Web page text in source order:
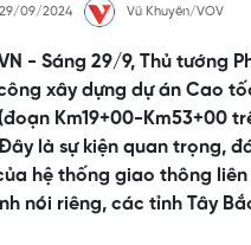
29/09/2024 Vũ Khuyên/VOV
- Sáng 29/9, Thủ tướng
xây dựng dự án Cao
Km19+00-Km53+00
là sự kiện quan trọng,
hệ thống giao thông
nói riêng, các tỉnh Tây